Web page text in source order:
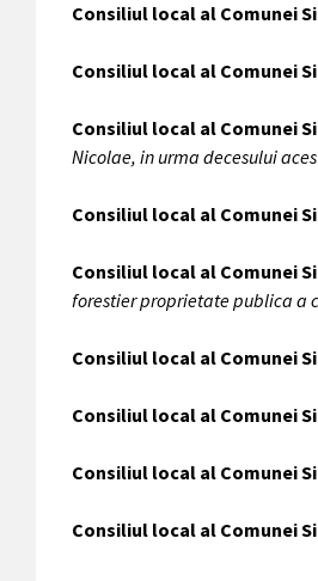
Consiliul local al Comunei
Consiliul local al Comunei
Consiliul local al Comunei
Nicolae, in urma decesului
Consiliul local al Comunei
Consiliul local al Comunei
forestier proprietate publica a
Consiliul local al Comunei
Consiliul local al Comunei
Consiliul local al Comunei
Consiliul local al Comunei